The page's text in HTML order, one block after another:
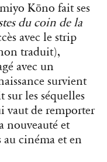
Kōno fait ses
du coin de la
avec le strip
traduit),
avec un
survient
sur les séquelles
vaut de remporter
nouveauté et
cinéma et en